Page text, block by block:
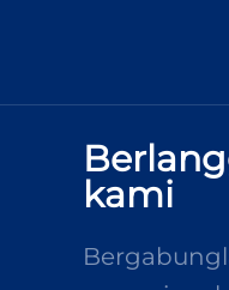
kami